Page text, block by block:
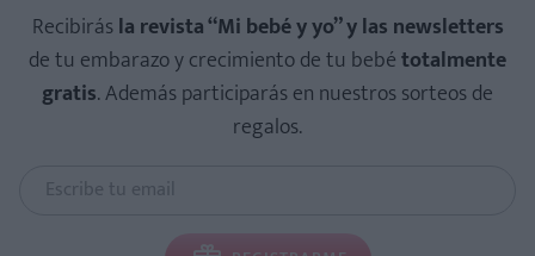
Recibirásla revista “Mi bebé y yo” y las newsletters
de tu embarazo y crecimiento de tu bebétotalmente
gratis. Además participarás en nuestros sorteos de
regalos.